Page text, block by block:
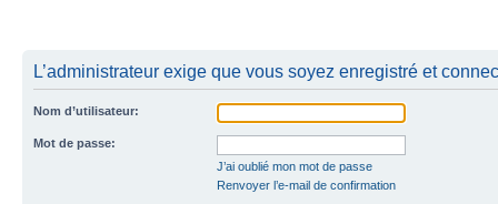
L’administrateur exige que vous soyez enregistré et
Nom d’utilisateur:
Mot de passe:
J’ai oublié mon mot de passe
Renvoyer l’e-mail de confirmation